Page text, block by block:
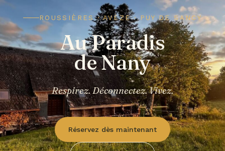
ROUSSIÈRES · AVÈZE · PUY DE SANCY
Au Paradis
de Nany
Respirez. Déconnectez. Vivez.
Réservez dès maintenant